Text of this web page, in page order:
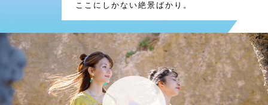
ここにしかない絶景ばかり。